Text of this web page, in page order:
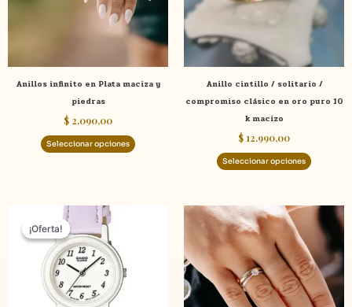
Anillos infinito en Plata maciza y
piedras
$ 2.090,00
Seleccionar opciones
opciones
se
elegir
en
de
Anillo cintillo / solitario /
compromiso clásico en oro puro 10
k macizo
$ 12.990,00
Seleccionar opciones
pueden
elegir
en
la
¡Oferta!
¡Oferta!
El
precio
original
era:
$ 2.390,00.
$ 1.990,00.